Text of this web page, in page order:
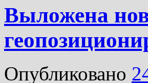
Выложена
Опубликовано